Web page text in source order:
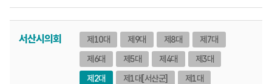
5분자유발언
서산시의회 제10대 제9대 제8대
제7대
제6대
제5대 제4대
제3대
제2대
제1대[서산군] 제1대